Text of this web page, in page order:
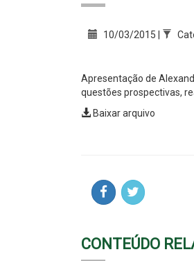
10/03/2015 |
Apresentação de
questões prospectivas,
Baixar arquivo
CONTEÚDO